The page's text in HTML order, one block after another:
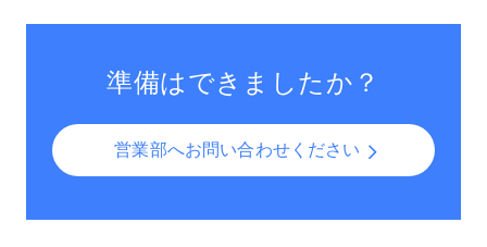
準備はできましたか？
営業部へお問い合わせください